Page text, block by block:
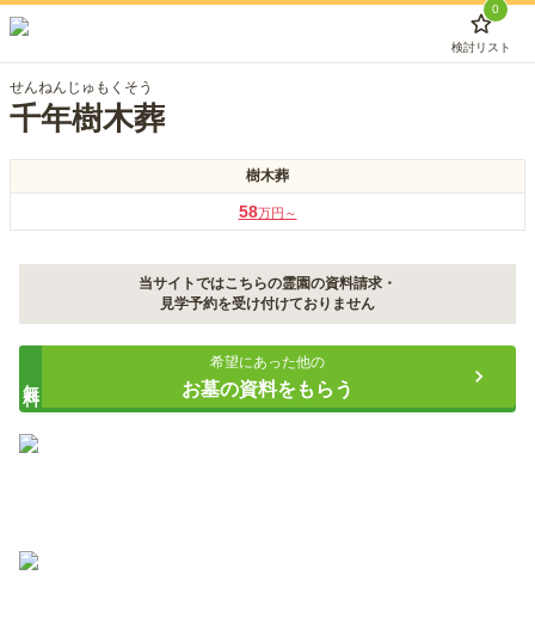
0
検討リスト
せんねんじゅもくそう
千年樹木葬
樹木葬
58万円～
当サイトではこちらの霊園の資料請求・
見学予約を受け付けておりません
希望にあった他の
お墓の資料をもらう